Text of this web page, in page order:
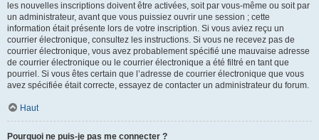
les nouvelles inscriptions doivent être activées, soit par vous-même ou soit par
un administrateur, avant que vous puissiez ouvrir une session ; cette
information était présente lors de votre inscription. Si vous aviez reçu un
courrier électronique, consultez les instructions. Si vous ne recevez pas de
courrier électronique, vous avez probablement spécifié une mauvaise adresse
de courrier électronique ou le courrier électronique a été filtré en tant que
pourriel. Si vous êtes certain que l’adresse de courrier électronique que vous
avez spécifiée était correcte, essayez de contacter un administrateur du forum.
Haut
Pourquoi ne puis-je pas me connecter ?